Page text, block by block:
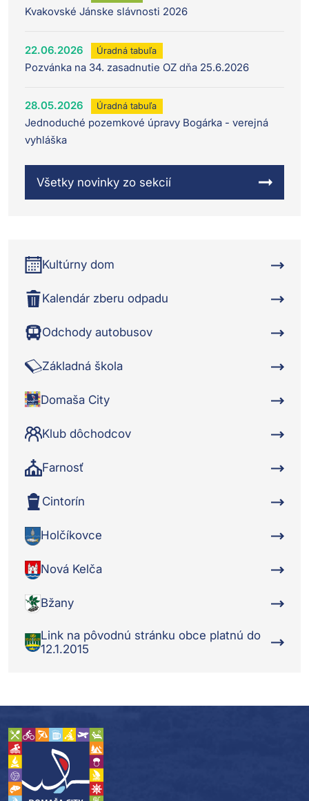
Kvakovské Jánske slávnosti 2026
22.06.2026 Úradná tabuľa
Pozvánka na 34. zasadnutie OZ dňa 25.6.2026
28.05.2026 Úradná tabuľa
Jednoduché pozemkové úpravy Bogárka - verejná
vyhláška
Všetky novinky zo sekcií
Kultúrny dom
Kalendár zberu odpadu
Odchody autobusov
Základná škola
Domaša City
Klub dôchodcov
Farnosť
Cintorín
Holčíkovce
Nová Kelča
Bžany
Link na pôvodnú stránku obce platnú do
12.1.2015